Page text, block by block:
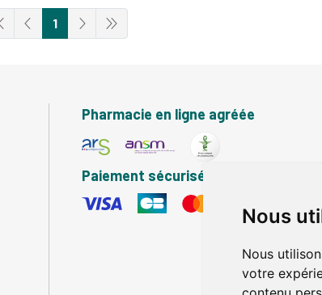
Nous
Nous
votre
1
Pharmacie en ligne agréée
Paiement sécurisé